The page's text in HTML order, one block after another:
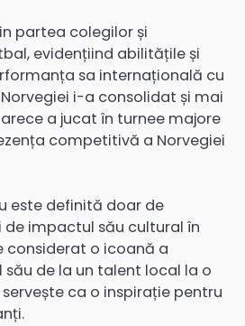
partea colegilor și
evidențiind abilitățile și
sa internațională cu
i-a consolidat și mai
a jucat în turnee majore
competitivă a Norvegiei
este definită doar de
de impactul său cultural în
considerat o icoană a
său de la un talent local la o
ca o inspirație pentru